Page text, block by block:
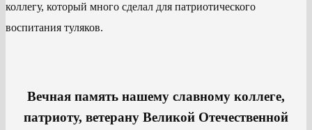
коллегу, который много сделал для патриотического
воспитания туляков.
Вечная память нашему славному коллеге,
патриоту, ветерану Великой Отечественной